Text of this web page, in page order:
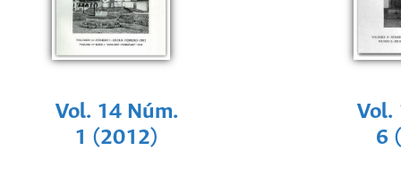
Vol. 14 Núm.
1 (2012)
Vol.
6